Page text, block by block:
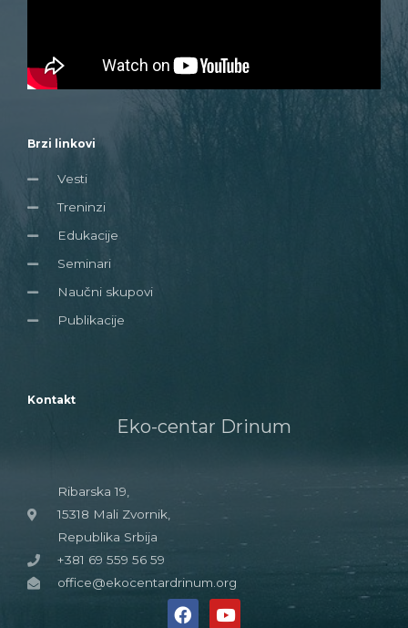
Brzi linkovi
Vesti
Treninzi
Edukacije
Seminari
Naučni skupovi
Publikacije
Kontakt
Eko-centar Drinum
Ribarska 19,
15318 Mali Zvornik,
Republika Srbija
+381 69 559 56 59
office@ekocentardrinum.org